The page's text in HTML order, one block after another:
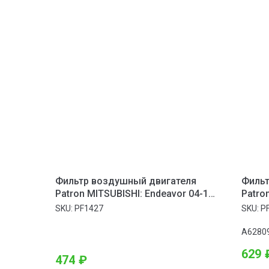
Фильтр воздушный двигателя
Patron MITSUBISHI: Endeavor 04-10,
Galant 04-10, Eclipse 06-10
SKU: PF1427
474 ₽
class
SKU:
629